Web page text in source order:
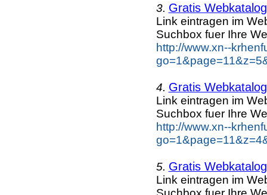
3. Gratis
Link eintragen im
Suchbox fuer Ihre
http://www.xn--
4. Gratis
Link eintragen im
Suchbox fuer Ihre
http://www.xn--
5. Gratis
Link eintragen im